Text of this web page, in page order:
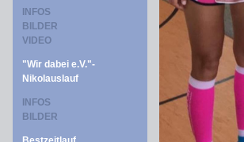
INFOS
BILDER
VIDEO
"Wir dabei e.V."-
Nikolauslauf
INFOS
BILDER